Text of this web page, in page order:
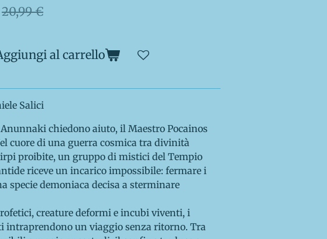
20,99 €
al carrello
Salici
chiedono aiuto, il Maestro Pocainos
cuore di una guerra cosmica tra divinità
proibite, un gruppo di mistici del Tempio
riceve un incarico impossibile: fermare i
specie demoniaca decisa a sterminare
creature deformi e incubi viventi, i
intraprendono un viaggio senza ritorno. Tra